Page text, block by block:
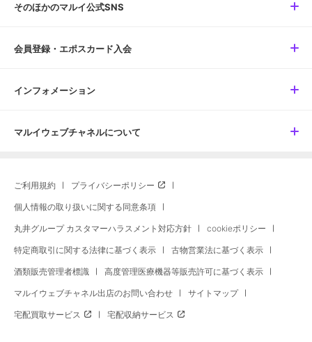
そのほかのマルイ公式SNS
会員登録・エポスカード入会
インフォメーション
マルイウェブチャネルについて
ご利用規約 プライバシーポリシー
個人情報の取り扱いに関する同意条項
丸井グループ カスタマーハラスメント対応方針 cookieポリシー
特定商取引に関する法律に基づく表示 古物営業法に基づく表示
酒類販売管理者標識 高度管理医療機器等販売許可に基づく表示
マルイウェブチャネル出店のお問い合わせ サイトマップ
宅配買取サービス 宅配収納サービス